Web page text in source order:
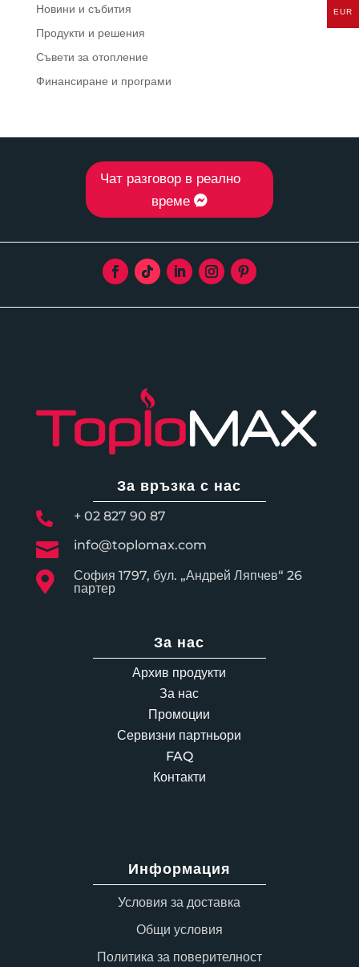
Новини и събития
Продукти и решения
Съвети за отопление
Финансиране и програми
Чат разговор в реално
време
За връзка с нас
 + 02 827 90 87
 info@toplomax.com

София 1797, бул. „Андрей Ляпчев“ 26
партер
За нас
Архив продукти
За нас
Промоции
Сервизни партньори
FAQ
Контакти
Информация
Условия за доставка
Общи условия
Политика за поверителност
EUR